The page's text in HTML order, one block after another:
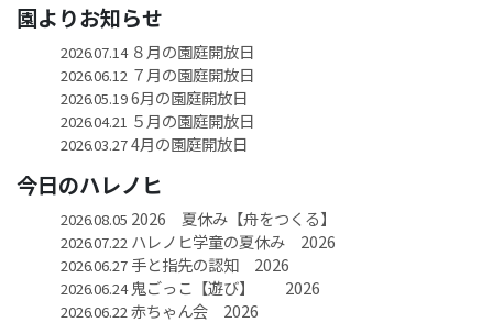
園よりお知らせ
2026.07.14８月の園庭開放日
2026.06.12 ７月の園庭開放日
2026.05.196月の園庭開放日
2026.04.21 ５月の園庭開放日
2026.03.274月の園庭開放日
今日のハレノヒ
2026.08.05 2026 夏休み【舟をつくる】
2026.07.22 ハレノヒ学童の夏休み 2026
2026.06.27手と指先の認知 2026
2026.06.24鬼ごっこ【遊び】 2026
2026.06.22 赤ちゃん会 2026